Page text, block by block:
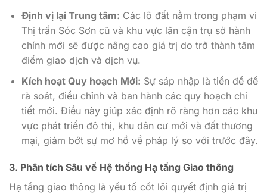
Định vị lại Trung tâm: Các lô đất nằm trong phạm vi
Thị trấn Sóc Sơn cũ và khu vực lân cận trụ sở hành
chính mới sẽ được nâng cao giá trị do trở thành tâm
điểm giao dịch và dịch vụ.
Kích hoạt Quy hoạch Mới: Sự sáp nhập là tiền đề để
rà soát, điều chỉnh và ban hành các quy hoạch chi
tiết mới. Điều này giúp xác định rõ ràng hơn các khu
vực phát triển đô thị, khu dân cư mới và đất thương
mại, giảm bớt sự mơ hồ về pháp lý so với trước đây.
3. Phân tích Sâu về Hệ thống Hạ tầng Giao thông
Hạ tầng giao thông là yếu tố cốt lõi quyết định giá trị